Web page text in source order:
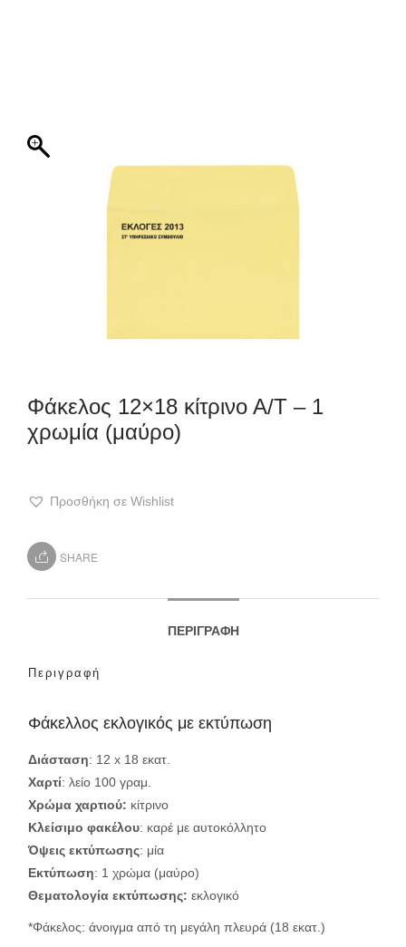
ΠΡΟΣΚΛΗΤΗΡΙΟ
Φάκελος 12×18 κίτρινο Α/Τ – 1
χρωμία (μαύρο)
Προσθήκη σε Wishlist
SHARE
ΠΕΡΙΓΡΑΦΉ
Περιγραφή
Φάκελλος εκλογικός με εκτύπωση
Διάσταση: 12 x 18 εκατ.
Χαρτί: λείο 100 γραμ.
Χρώμα χαρτιού: κίτρινο
Κλείσιμο φακέλου: καρέ με αυτοκόλλητο
Όψεις εκτύπωσης: μία
Εκτύπωση: 1 χρώμα (μαύρο)
Θεματολογία εκτύπωσης: εκλογικό
*Φάκελος: άνοιγμα από τη μεγάλη πλευρά (18 εκατ.)